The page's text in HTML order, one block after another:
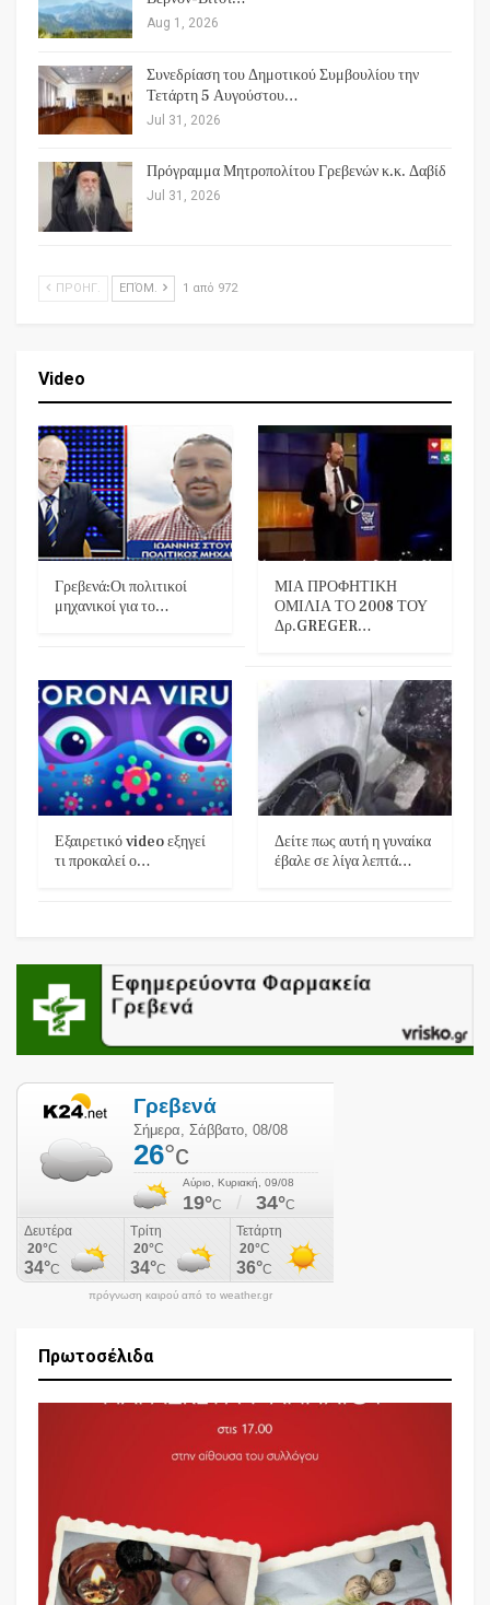
Aug 1, 2026
Συνεδρίαση του Δημοτικού Συμβουλίου την
Τετάρτη 5 Αυγούστου…
Jul 31, 2026
Πρόγραμμα Μητροπολίτου Γρεβενών κ.κ. Δαβίδ
Jul 31, 2026
ΠΡΟΗΓ. ΕΠΌΜ. 1 από 972
Video
Γρεβενά:Οι πολιτικοί
μηχανικοί για το…
ΜΙΑ ΠΡΟΦΗΤΙΚΗ
ΟΜΙΛΙΑ ΤΟ 2008 ΤΟΥ
Δρ.GREGER…
Εξαιρετικό video εξηγεί
τι προκαλεί ο…
Δείτε πως αυτή η γυναίκα
έβαλε σε λίγα λεπτά…
πρόγνωση καιρού από το weather.gr
Πρωτοσέλιδα